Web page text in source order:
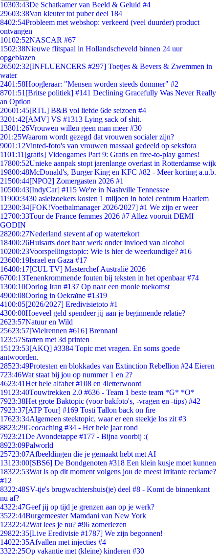
10303:43De Schatkamer van Beeld & Geluid #4
29603:38Van kleuter tot puber deel 184
8402:54Probleem met webshop: verkeerd (veel duurder) product
ontvangen
10102:52NASCAR #67
1502:38Nieuwe flitspaal in Hollandscheveld binnen 24 uur
opgeblazen
26502:32[INFLUENCERS #297] Toetjes & Bevers & Zwemmen in
water
2401:58Hoogleraar: "Mensen worden steeds dommer" #2
8701:51 [Britse politiek] #141 Declining Gracefully Was Never Really
an Option
20601:45[RTL] B&B vol liefde 6de seizoen #4
3201:42[AMV] VS #1313 Lying sack of shit.
13801:26Vrouwen willen geen man meer #30
201:25Waarom wordt gezegd dat vrouwen socialer zijn?
9001:12Vinted-foto's van vrouwen massaal gedeeld op seksfora
1101:11 [gratis] Videogames Part 9: Gratis en free-to-play games!
17800:52Unieke aanpak stopt jarenlange overlast in Rotterdamse wijk
19800:48McDonald's, Burger King en KFC #82 - Meer korting a.u.b.
21500:44[NPO2] Zomergasten 2026 #1
10500:43[IndyCar] #115 We're in Nashville Tennessee
11900:3430 asielzoekers kosten 1 miljoen in hotel centrum Haarlem
12300:34[FOK!Voetbalmanager 2026/2027] #1 We zijn er weer
12700:33Tour de France femmes 2026 #7 Allez vooruit DEMI
GODIN
28200:27Nederland stevent af op watertekort
18400:26Huisarts doet haar werk onder invloed van alcohol
10200:23Voorspellingstopic: Wie is hier de weerkundige? #16
23600:19Israel en Gaza #17
16400:17[CUL TV] Masterchef Australië 2026
6700:13Tenenkrommende fouten bij teksten in het openbaar #74
1300:10Oorlog Iran #137 Op naar een mooie toekomst
4900:08Oorlog in Oekraïne #1319
4100:05[2026/2027] Eredivisietoto #1
4300:00Hoeveel geld spendeer jij aan je beginnende relatie?
2623:57Natuur en Wild
25623:57[Wielrennen #616] Brennan!
1 23:57Starten met 3d printen
151 23:53[AKQ] #3384 Topic met vragen. En soms goede
antwoorden.
28523:49Protesten en blokkades van Extinction Rebellion #24 Eieren
723:46Wat staat bij jou op nummer 1 en 2?
4623:41Het hele alfabet #108 en 4letterwoord
191 23:40Touwtrekken 2.0 #636 - Team 1 beste team *G* *O*
7923:38Het grote Baktopic (voor bakfoto's, -vragen en -tips) #42
7923:37[ATP Tour] #169 Tosti Tallon back on fire
17623:34Algemeen steektopic, waar er een steekje los zit #3
8823:29Geocaching #34 - Het hele jaar rond
7923:21De Avondetappe #177 - Bijna voorbij :(
8923:09Palworld
25723:07Afbeeldingen die je gemaakt hebt met AI
131 23:00[SBS6] De Bondgenoten #318 Een klein kusje moet kunnen
18322:53Wat is op dit moment volgens jou de meest irritante reclame?
#12
8322:48SV-tje's brugwachtershuis(je) deel #8 - Komt de binnenkant
nu af?
4322:47Geef jij op tijd je grenzen aan op je werk?
3522:44Burgemeester Mamdani van New York
12322:42Wat lees je nu? #96 zomerlezen
29822:35[Live Eredivisie #1787] We zijn begonnen!
14022:35Afvallen met injecties #4
3322:25Op vakantie met (kleine) kinderen #30